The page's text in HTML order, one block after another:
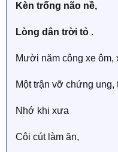
Kèn trống não nề,
Lòng dân trời tỏ .
Mười năm công xe ôm,
Một trận vỡ chứng ung,
Nhớ khi xưa
Côi cút làm ăn,